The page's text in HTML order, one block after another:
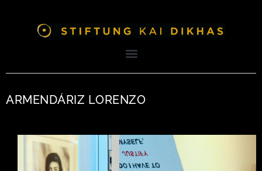
ARMENDÁRIZ LORENZO